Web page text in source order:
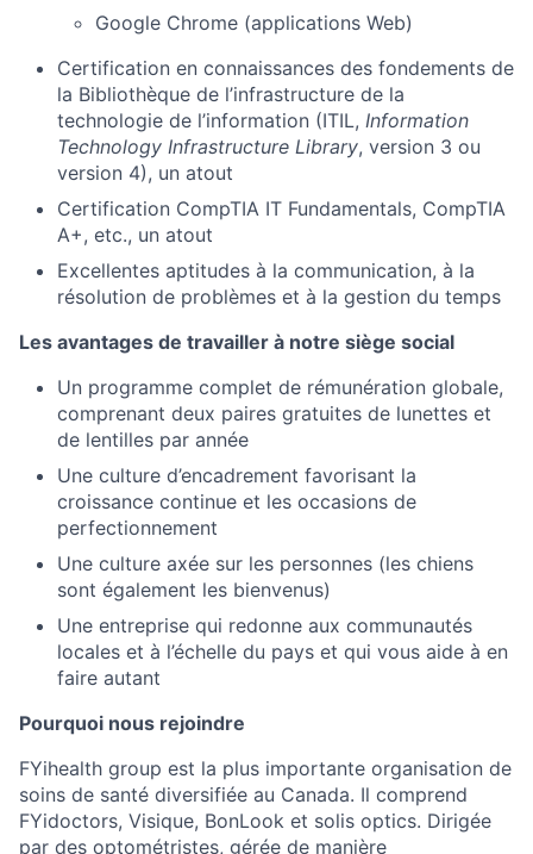
Google Chrome (applications Web)
Certification en connaissances des fondements de
la Bibliothèque de l’infrastructure de la
technologie de l’information (ITIL, Information
Technology Infrastructure Library, version 3 ou
version 4), un atout
Certification CompTIA IT Fundamentals, CompTIA
A+, etc., un atout
Excellentes aptitudes à la communication, à la
résolution de problèmes et à la gestion du temps
Les avantages de travailler à notre siège social
Un programme complet de rémunération globale,
comprenant deux paires gratuites de lunettes et
de lentilles par année
Une culture d’encadrement favorisant la
croissance continue et les occasions de
perfectionnement
Une culture axée sur les personnes (les chiens
sont également les bienvenus)
Une entreprise qui redonne aux communautés
locales et à l’échelle du pays et qui vous aide à en
faire autant
Pourquoi nous rejoindre
FYihealth group est la plus importante organisation de
soins de santé diversifiée au Canada. Il comprend
FYidoctors, Visique, BonLook et solis optics. Dirigée
par des optométristes, gérée de manière